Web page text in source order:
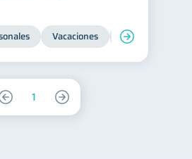
Vacaciones Organización
1